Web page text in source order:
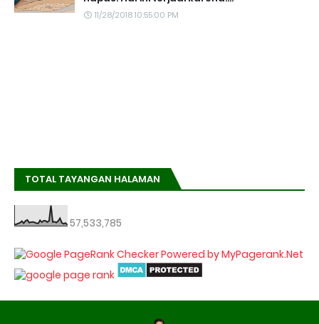
11/28/2018 10:55:00 PM
TOTAL TAYANGAN HALAMAN
57,533,785